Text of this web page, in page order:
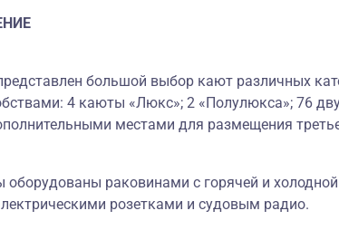
большой выбор кают различных
4 каюты «Люкс»; 2 «Полулюкса»; 76
местами для размещения
оборудованы раковинами с горячей и
розетками и судовым радио.